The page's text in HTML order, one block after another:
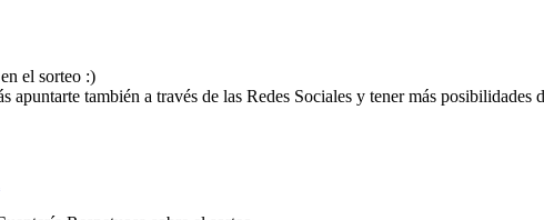
el sorteo :)
apuntarte también a través de las Redes Sociales y tener más posibilidades